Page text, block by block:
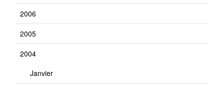
2006
2005
2004
Janvier